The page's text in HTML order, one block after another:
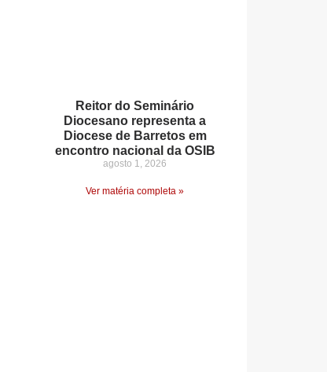
Reitor do Seminário
Diocesano representa a
Diocese de Barretos em
encontro nacional da OSIB
agosto 1, 2026
Ver matéria completa »